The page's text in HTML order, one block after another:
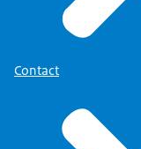
Contact